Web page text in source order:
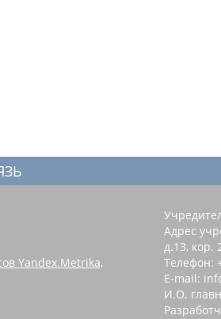
Yandex.Metrika,
Адрес
д.13, кор.
Телефон:
E-mail:
И.О.